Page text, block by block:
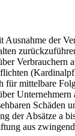
Ausnahme der
Verbrauchern
für mittelbare
Unternehmern
Schäden
der Absätze a
aus